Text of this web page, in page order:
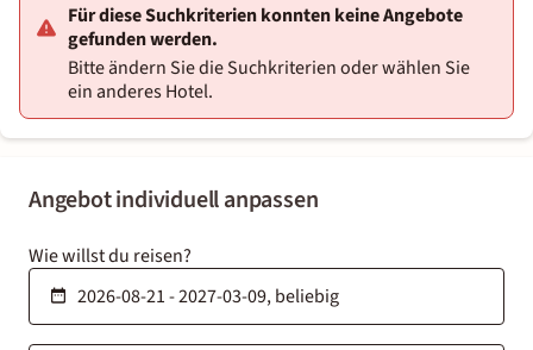
Angebot individuell anpassen
Wie willst du reisen?
Für diese Suchkriterien konnten keine Angebote
gefunden werden.
Bitte ändern Sie die Suchkriterien oder wählen Sie
ein anderes Hotel.